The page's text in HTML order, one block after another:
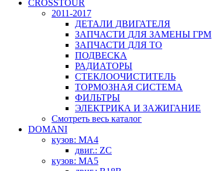
CROSSTOUR
2011-2017
ДЕТАЛИ ДВИГАТЕЛЯ
ЗАПЧАСТИ ДЛЯ ЗАМЕНЫ ГРМ
ЗАПЧАСТИ ДЛЯ ТО
ПОДВЕСКА
РАДИАТОРЫ
СТЕКЛООЧИСТИТЕЛЬ
ТОРМОЗНАЯ СИСТЕМА
ФИЛЬТРЫ
ЭЛЕКТРИКА И ЗАЖИГАНИЕ
Смотреть весь каталог
DOMANI
кузов: MA4
двиг.: ZC
кузов: MA5